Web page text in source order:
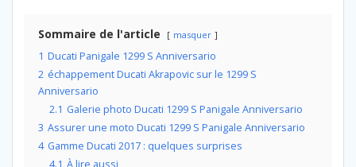
Sommaire de l'article masquer
1 Ducati Panigale 1299 S Anniversario
2 échappement Ducati Akrapovic sur le 1299 S
Anniversario
2.1 Galerie photo Ducati 1299 S Panigale Anniversario
3 Assurer une moto Ducati 1299 S Panigale Anniversario
4 Gamme Ducati 2017 : quelques surprises
4.1 À lire aussi